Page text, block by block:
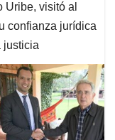
Uribe, visitó al
confianza jurídica
justicia